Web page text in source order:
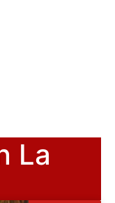
La